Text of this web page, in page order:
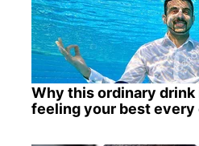
Why this ordinary
feeling your best every